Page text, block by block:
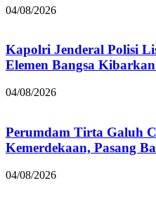
04/08/2026
Kapolri Jenderal Polisi
Elemen Bangsa
04/08/2026
Perumdam Tirta Galuh
Kemerdekaan, Pasang
04/08/2026